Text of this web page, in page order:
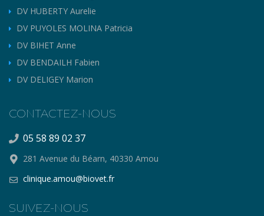
DV HUBERTY Aurelie
DV PUYOLES MOLINA Patricia
DV BIHET Anne
DV BENDAILH Fabien
DV DELIGEY Marion
CONTACTEZ-NOUS
05 58 89 02 37
281 Avenue du Béarn, 40330 Amou
clinique.amou@biovet.fr
SUIVEZ-NOUS